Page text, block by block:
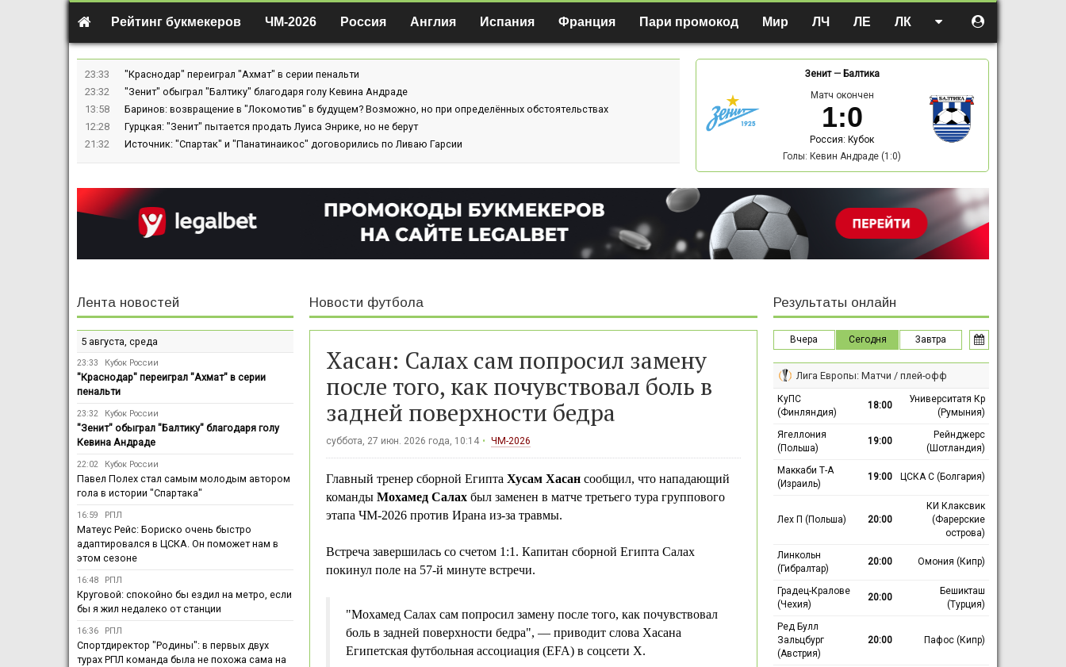
Рейтинг букмекеров ЧМ-2026 Россия Англия Испания Франция Пари промокод Мир ЛЧ ЛЕ ЛК
23:33
"Краснодар" переиграл "Ахмат" в серии пенальти
23:32
"Зенит" обыграл "Балтику" благодаря голу Кевина Андраде
13:58
Баринов: возвращение в "Локомотив" в будущем? Возможно, но при определённых обстоятельствах
12:28
Гурцкая: "Зенит" пытается продать Луиса Энрике, но не берут
21:32
Источник: "Спартак" и "Панатинаикос" договорились по Ливаю Гарсии
Зенит— Балтика
Матч окончен
1:0
Россия: Кубок
Голы: Кевин Андраде (1:0)
Новости футбола
Хасан: Салах сам попросил замену
после того, как почувствовал боль в
задней поверхности бедра
суббота, 27 июн. 2026 года, 10:14 ЧМ-2026
Главный тренер сборной Египта Хусам Хасансообщил, что нападающий
команды Мохамед Салахбыл заменен в матче третьего тура группового
этапа ЧМ-2026 против Ирана из-за травмы.
Встреча завершилась со счетом 1:1. Капитан сборной Египта Салах
покинул поле на 57-й минуте встречи.
"Мохамед Салах сам попросил замену после того, как почувствовал
боль в задней поверхности бедра", — приводит слова Хасана
Египетская футбольная ассоциация (EFA) в соцсети Х.
Лента новостей
5 августа, среда
23:33 Кубок России
"Краснодар" переиграл "Ахмат" в серии
пенальти
23:32 Кубок России
"Зенит" обыграл "Балтику" благодаря голу
Кевина Андраде
22:02 Кубок России
Павел Полех стал самым молодым автором
гола в истории "Спартака"
16:59 РПЛ
Матеус Рейс: Бориско очень быстро
адаптировался в ЦСКА. Он поможет нам в
этом сезоне
16:48 РПЛ
Круговой: спокойно бы ездил на метро, если
бы я жил недалеко от станции
16:36 РПЛ
Спортдиректор "Родины": в первых двух
турах РПЛ команда была не похожа сама на
Результаты онлайн
Вчера Сегодня Завтра
Лига Европы: Матчи / плей-офф
КуПС
(Финляндия)
18:00
Университатя Кр
(Румыния)
Ягеллония
(Польша)
19:00
Рейнджерс
(Шотландия)
Маккаби Т-А
(Израиль)
19:00 ЦСКА С (Болгария)
Лех П (Польша) 20:00
КИ Клаксвик
(Фарерские
острова)
Линкольн
(Гибралтар)
20:00 Омония (Кипр)
Градец-Кралове
(Чехия)
20:00
Бешикташ
(Турция)
Ред Булл
Зальцбург
(Австрия)
20:00 Пафос (Кипр)